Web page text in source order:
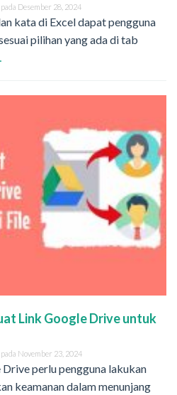
Desember 28, 2024
kata di Excel dapat pengguna
pilihan yang ada di tab
Link Google Drive untuk
November 23, 2024
perlu pengguna lakukan
keamanan dalam menunjang